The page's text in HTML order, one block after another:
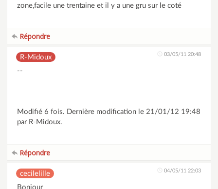
zone,facile une trentaine et il y a une gru sur le coté
Répondre
R-Midoux 03/05/11 20:48
--
Modifié 6 fois. Dernière modification le 21/01/12 19:48
par R-Midoux.
Répondre
cecilelille 04/05/11 22:03
Bonjour